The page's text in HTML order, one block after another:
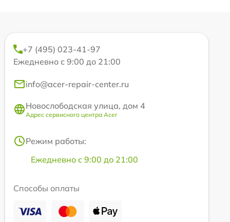
+7 (495) 023-41-97
Ежедневно с 9:00 до 21:00
info@acer-repair-center.ru
Новослободская улица, дом 4
Адрес сервисного центра Acer
Режим работы:
Ежедневно с 9:00 до 21:00
Способы оплаты